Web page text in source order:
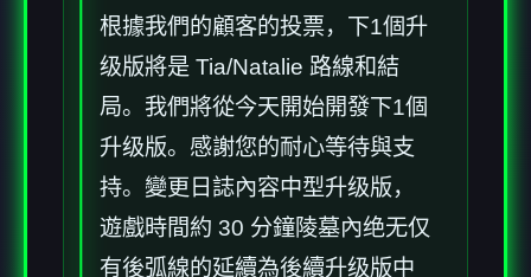
根據我們的顧客的投票，下1個升
级版將是 Tia/Natalie 路線和結
局。我們將從今天開始開發下1個
升级版。感謝您的耐心等待與支
持。變更日誌內容中型升级版，
遊戲時間約 30 分鐘陵墓內绝无仅
有後弧線的延續為後續升级版中